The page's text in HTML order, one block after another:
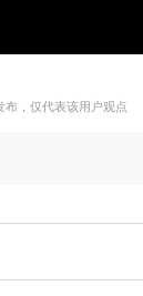
布，仅代表该用户观点